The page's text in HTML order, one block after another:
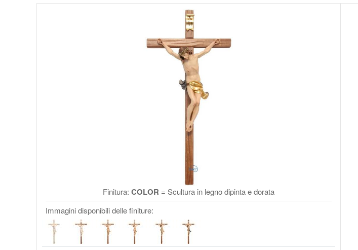
Finitura: COLOR = Scultura in legno dipinta e dorata
Immagini disponibili delle finiture: